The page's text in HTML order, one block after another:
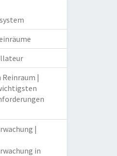
|
|
in